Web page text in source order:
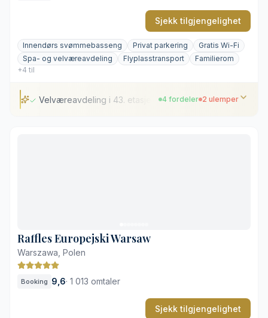
Sjekk tilgjengelighet
Innendørs svømmebasseng Privat parkering
Gratis Wi-Fi
Spa- og velværeavdeling
Flyplasstransport
Familierom
+4 til
Velværeavdeling i 43. etasje 4 fordeler 2 ulemper
Raffles Europejski Warsaw
Warszawa, Polen
Booking 9,6· 1 013 omtaler
Sjekk tilgjengelighet